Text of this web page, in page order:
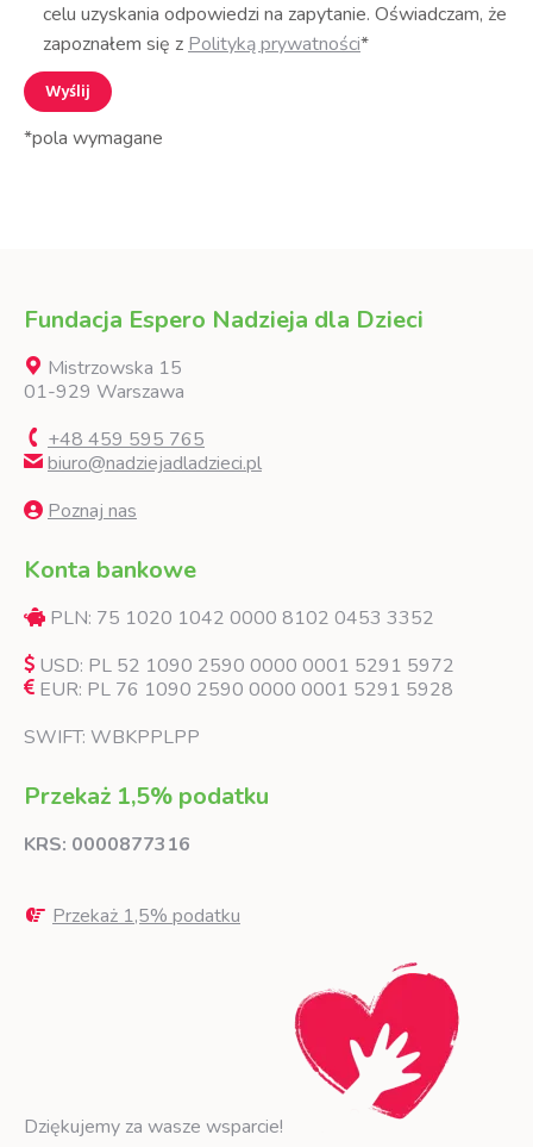
celu uzyskania odpowiedzi na zapytanie. Oświadczam, że
zapoznałem się z Polityką prywatności*
*pola wymagane
Fundacja Espero Nadzieja dla Dzieci
Mistrzowska 15
01-929 Warszawa
+48 459 595 765
biuro@nadziejadladzieci.pl
Poznaj nas
Konta bankowe
PLN: 75 1020 1042 0000 8102 0453 3352
USD: PL 52 1090 2590 0000 0001 5291 5972
EUR: PL 76 1090 2590 0000 0001 5291 5928
SWIFT: WBKPPLPP
Przekaż 1,5% podatku
KRS: 0000877316
Przekaż 1,5% podatku
Dziękujemy za wasze wsparcie!